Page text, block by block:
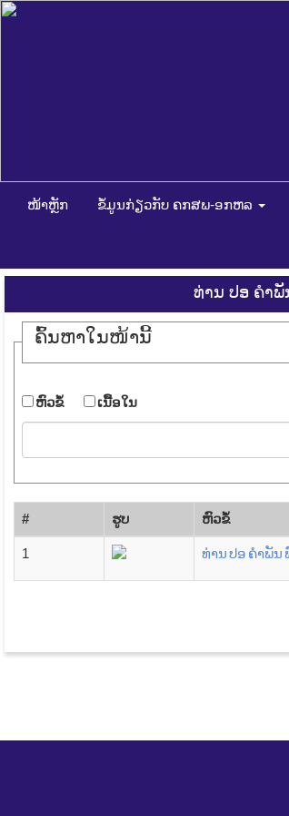
ໜ້າຫຼັກ ຂໍ້ມູນກ່ຽວກັບ ຄກສພ-ອກຫລ
ທ່ານ ປອ ຄຳ
ຄົ້ນ​ຫາ​ໃນ​ໜ້ານີ້
​ຫົວ​ຂໍ້ ​ເນື້ອ​ໃນ
# ຮູບ ​ຫົວ​ຂໍ້
1 ທ່ານ ປອ ຄຳພັນ